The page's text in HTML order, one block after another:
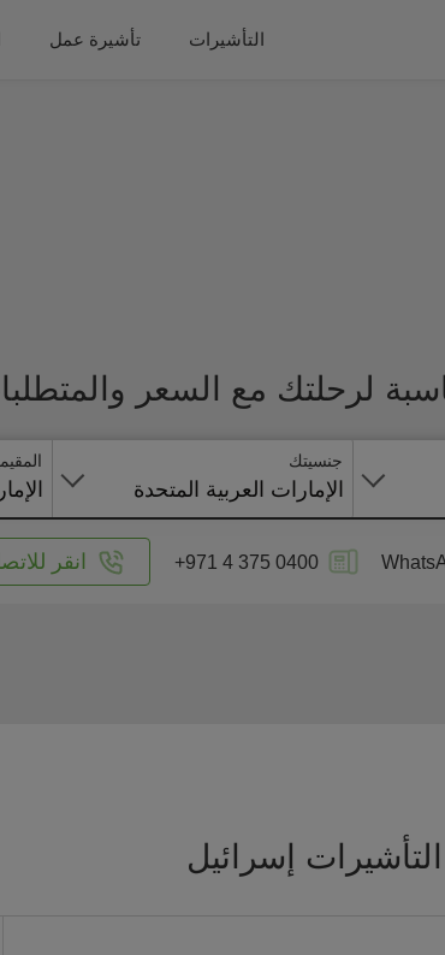
التأشيرات تأشيرة عمل
لرحلتك مع السعر
جنسيتك
الإمارات العربية المتحدة
+971 4 375 0400 انقر
التأشيرات إسرائيل